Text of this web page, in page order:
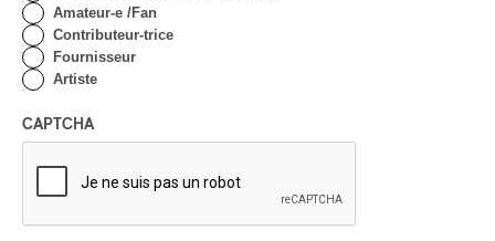
Anyma Ora envoûte la
Place des Festivals
Amateur-e /Fan
Contributeur-trice
Fournisseur
Artiste
CAPTCHA